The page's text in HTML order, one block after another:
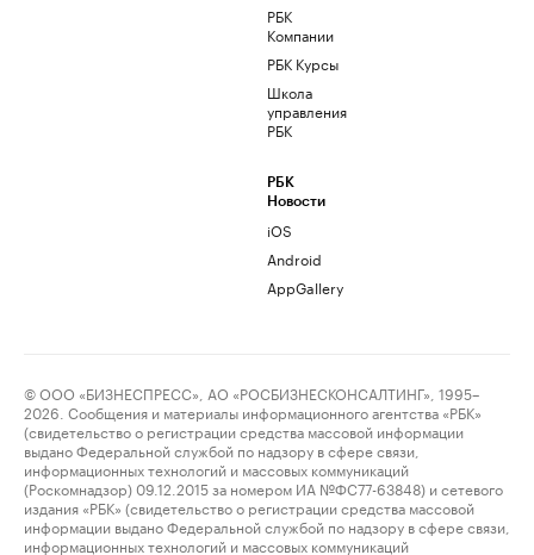
РБК
Компании
РБК Курсы
Школа
управления
РБК
РБК
Новости
iOS
Android
AppGallery
© ООО «БИЗНЕСПРЕСС», АО «РОСБИЗНЕСКОНСАЛТИНГ», 1995–
2026. Сообщения и материалы информационного агентства «РБК»
(свидетельство о регистрации средства массовой информации
выдано Федеральной службой по надзору в сфере связи,
информационных технологий и массовых коммуникаций
(Роскомнадзор) 09.12.2015 за номером ИА №ФС77-63848) и сетевого
издания «РБК» (свидетельство о регистрации средства массовой
информации выдано Федеральной службой по надзору в сфере связи,
информационных технологий и массовых коммуникаций